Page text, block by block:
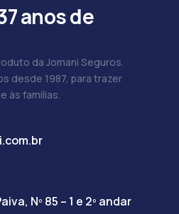
anos de
da Jomani Seguros.
desde 1987, para trazer
às famílias.
Nº 85 – 1 e 2º andar